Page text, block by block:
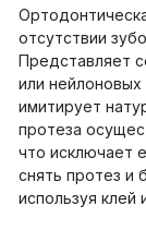
отсутствии
Представляет
или
имитирует
протеза
что исключает
снять протез и
используя